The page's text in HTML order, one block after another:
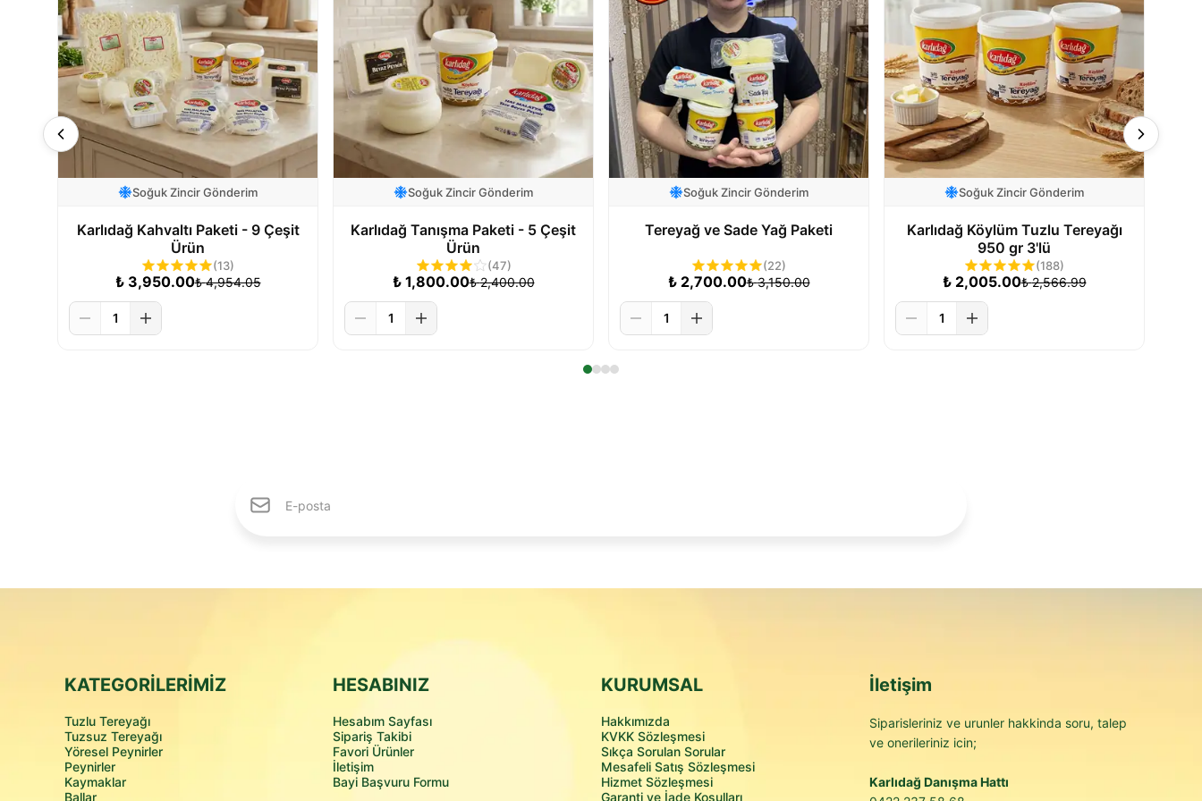
Soğuk Zincir Gönderim
Karlıdağ Kahvaltı Paketi - 9 Çeşit
Ürün
(13)
₺ 3,950.00₺ 4,954.05
1
Soğuk Zincir Gönderim
Karlıdağ Tanışma Paketi - 5 Çeşit
Ürün
(47)
₺ 1,800.00₺ 2,400.00
1
Soğuk Zincir Gönderim
Tereyağ ve Sade Yağ Paketi
(22)
₺ 2,700.00₺ 3,150.00
1
Soğuk Zincir Gönderim
Karlıdağ Köylüm Tuzlu Tereyağı
950 gr 3'lü
(188)
₺ 2,005.00₺ 2,566.99
1
KATEGORİLERİMİZ
Tuzlu Tereyağı
Tuzsuz Tereyağı
Yöresel Peynirler
Peynirler
Kaymaklar
Ballar
HESABINIZ
Hesabım Sayfası
Sipariş Takibi
Favori Ürünler
İletişim
Bayi Başvuru Formu
KURUMSAL
Hakkımızda
KVKK Sözleşmesi
Sıkça Sorulan Sorular
Mesafeli Satış Sözleşmesi
Hizmet Sözleşmesi
Garanti ve İade Koşulları
İletişim
Siparisleriniz ve urunler hakkinda soru, talep
ve onerileriniz icin;
Karlıdağ Danışma Hattı